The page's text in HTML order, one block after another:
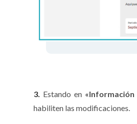
3. Estando en «Información
habiliten las modificaciones.